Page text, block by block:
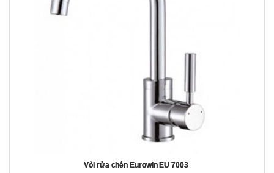
Vòi rửa chén Eurowin EU 7003